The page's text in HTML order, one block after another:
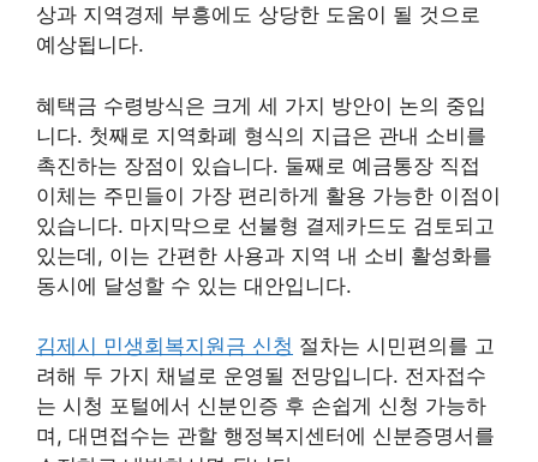
상과 지역경제 부흥에도 상당한 도움이 될 것으로
예상됩니다.
혜택금 수령방식은 크게 세 가지 방안이 논의 중입
니다. 첫째로 지역화폐 형식의 지급은 관내 소비를
촉진하는 장점이 있습니다. 둘째로 예금통장 직접
이체는 주민들이 가장 편리하게 활용 가능한 이점이
있습니다. 마지막으로 선불형 결제카드도 검토되고
있는데, 이는 간편한 사용과 지역 내 소비 활성화를
동시에 달성할 수 있는 대안입니다.
김제시 민생회복지원금 신청 절차는 시민편의를 고
려해 두 가지 채널로 운영될 전망입니다. 전자접수
는 시청 포털에서 신분인증 후 손쉽게 신청 가능하
며, 대면접수는 관할 행정복지센터에 신분증명서를